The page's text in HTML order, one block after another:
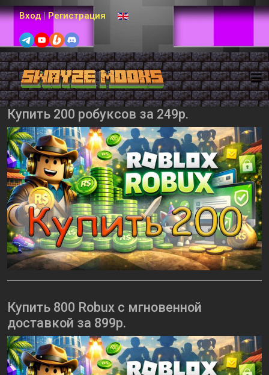
Вход | Регистрация Выберите язык
Купить 200 робуксов за 249р.
Купить 800 Robux с мгновенной
доставкой за 899р.